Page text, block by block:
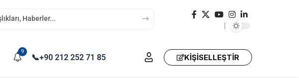
9
📞+90 212 252 71 85 KIŞISELLEŞTIR